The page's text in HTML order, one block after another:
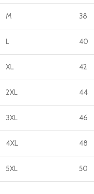
M 38
L 40
XL 42
2XL 44
3XL 46
4XL 48
5XL 50